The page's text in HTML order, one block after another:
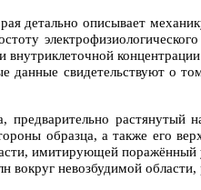
детально описывает
свидетельствуют о
предварительно
образца, а также его
имитирующей
невозбудимой